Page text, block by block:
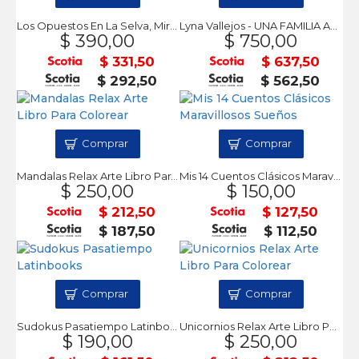
Los Opuestos En La Selva, Miro Por Mi Ventana
$ 390,00
$ 331,50
$ 292,50
$ 750,00
$ 637,50
$ 562,50
Mandalas Relax Arte Libro Para Colorear
$ 250,00
$ 212,50
$ 187,50
Comprar
$ 150,00
$ 127,50
$ 112,50
Comprar
$ 190,00
Comprar
$ 250,00
Comprar